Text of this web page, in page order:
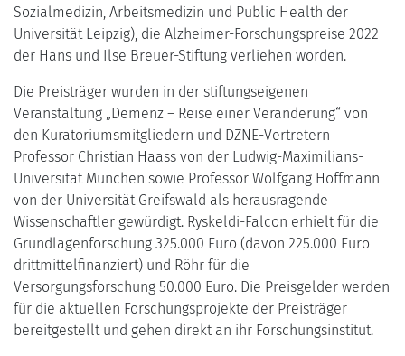
Sozialmedizin, Arbeitsmedizin und Public Health der
Universität Leipzig), die Alzheimer-Forschungspreise 2022
der Hans und Ilse Breuer-Stiftung verliehen worden.
Die Preisträger wurden in der stiftungseigenen
Veranstaltung „Demenz – Reise einer Veränderung“ von
den Kuratoriumsmitgliedern und DZNE-Vertretern
Professor Christian Haass von der Ludwig-Maximilians-
Universität München sowie Professor Wolfgang Hoffmann
von der Universität Greifswald als herausragende
Wissenschaftler gewürdigt. Ryskeldi-Falcon erhielt für die
Grundlagenforschung 325.000 Euro (davon 225.000 Euro
drittmittelfinanziert) und Röhr für die
Versorgungsforschung 50.000 Euro. Die Preisgelder werden
für die aktuellen Forschungsprojekte der Preisträger
bereitgestellt und gehen direkt an ihr Forschungsinstitut.